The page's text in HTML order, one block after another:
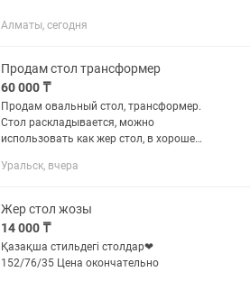
Алматы, сегодня
Продам стол трансформер
60 000 ₸
Продам овальный стол, трансформер.
Стол раскладывается, можно
использовать как жер стол, в хорошем
метр, цвет белый, цена стола 70000 Все
Уральск, вчера
Жер стол жозы
14 000 ₸
Қазақша стильдегі столдар❤
152/76/35 Цена окончательно